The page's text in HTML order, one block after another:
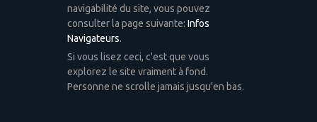
navigabilité du site, vous pouvez
consulter la page suivante: Infos
Navigateurs.
Si vous lisez ceci, c'est que vous
explorez le site vraiment à fond.
Personne ne scrolle jamais jusqu'en bas.